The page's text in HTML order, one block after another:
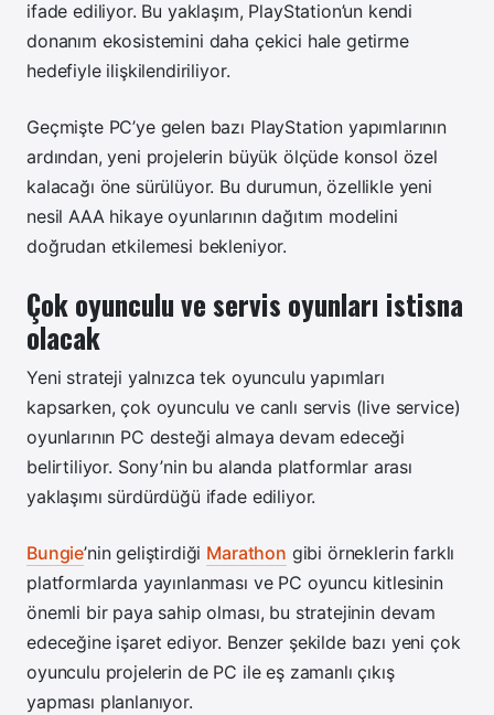
ifade ediliyor. Bu yaklaşım, PlayStation’un kendi
donanım ekosistemini daha çekici hale getirme
hedefiyle ilişkilendiriliyor.
Geçmişte PC’ye gelen bazı PlayStation yapımlarının
ardından, yeni projelerin büyük ölçüde konsol özel
kalacağı öne sürülüyor. Bu durumun, özellikle yeni
nesil AAA hikaye oyunlarının dağıtım modelini
doğrudan etkilemesi bekleniyor.
Çok oyunculu ve servis oyunları istisna
olacak
Yeni strateji yalnızca tek oyunculu yapımları
kapsarken, çok oyunculu ve canlı servis (live service)
oyunlarının PC desteği almaya devam edeceği
belirtiliyor. Sony’nin bu alanda platformlar arası
yaklaşımı sürdürdüğü ifade ediliyor.
Bungie’nin geliştirdiği Marathon gibi örneklerin farklı
platformlarda yayınlanması ve PC oyuncu kitlesinin
önemli bir paya sahip olması, bu stratejinin devam
edeceğine işaret ediyor. Benzer şekilde bazı yeni çok
oyunculu projelerin de PC ile eş zamanlı çıkış
yapması planlanıyor.